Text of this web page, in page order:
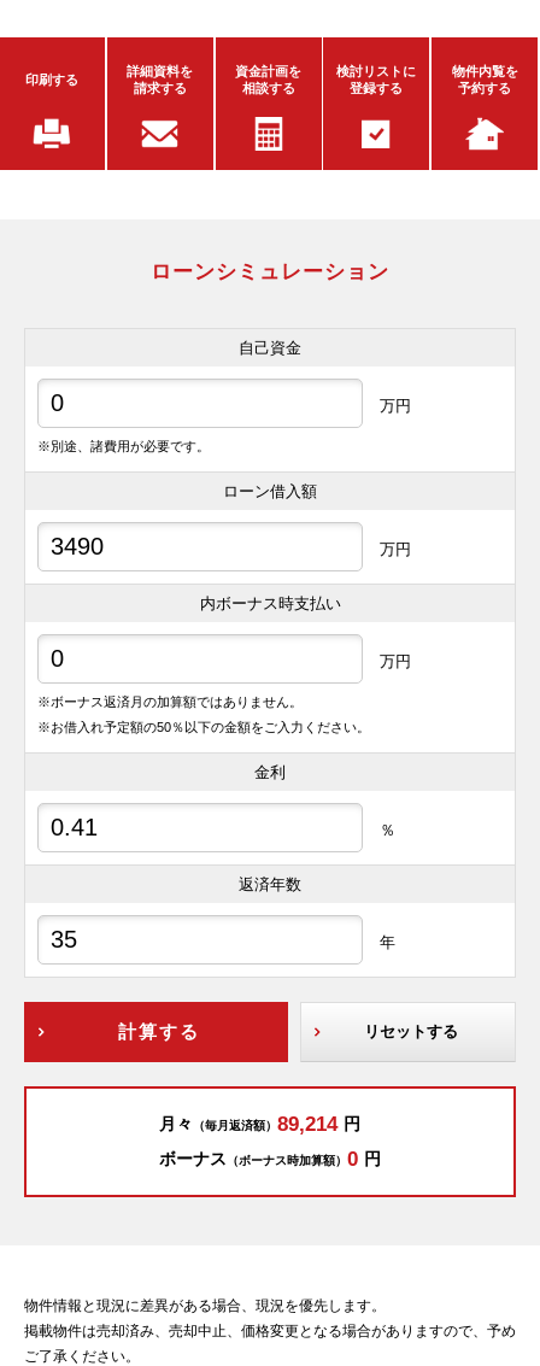
印刷する
詳細資料を
請求する
資金計画を
相談する
検討リストに
登録する
物件内覧を
予約する
ローンシミュレーション
自己資金
万円
※別途、諸費用が必要です。
ローン借入額
万円
内ボーナス時支払い
万円
※ボーナス返済月の加算額ではありません。
※お借入れ予定額の50％以下の金額をご入力ください。
金利
％
返済年数
年
計算する リセットする
月々 （毎月返済額） 89,214 円
ボーナス （ボーナス時加算額） 0 円
物件情報と現況に差異がある場合、現況を優先します。
掲載物件は売却済み、売却中止、価格変更となる場合がありますので、予め
ご了承ください。